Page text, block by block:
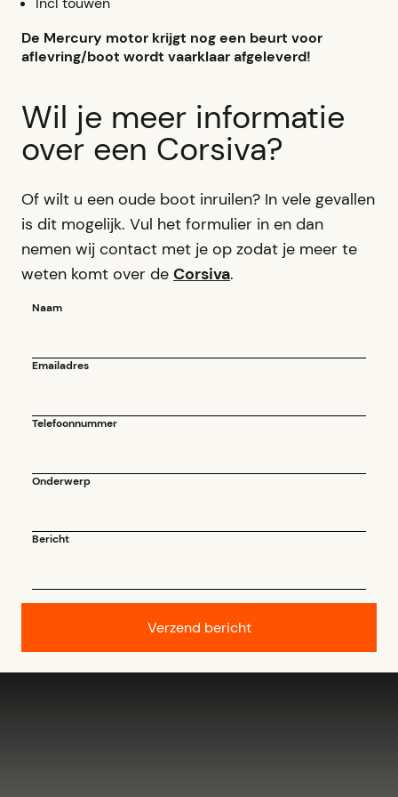
De Mercury motor krijgt nog een beurt voor
aflevring/boot wordt vaarklaar afgeleverd!
Wil je meer informatie
over een Corsiva?
Of wilt u een oude boot inruilen? In vele gevallen
is dit mogelijk. Vul het formulier in en dan
nemen wij contact met je op zodat je meer te
weten komt over de Corsiva.
Naam
Emailadres
Telefoonnummer
Onderwerp
Bericht